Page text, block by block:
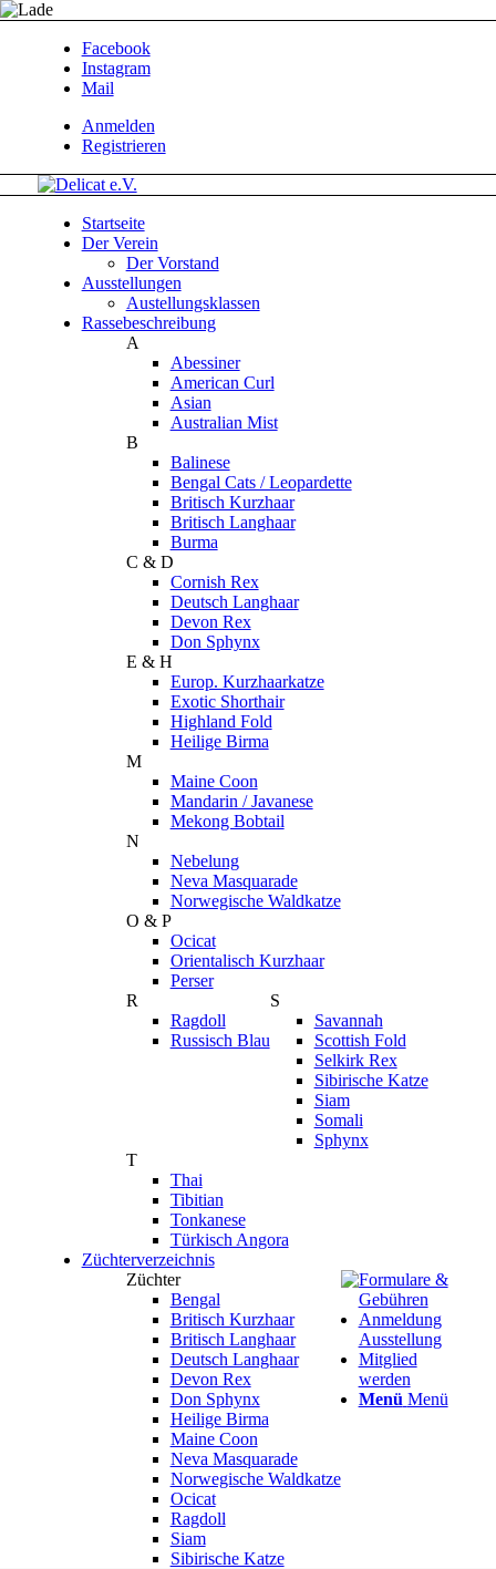
Facebook
Instagram
Mail
Anmelden
Registrieren
Startseite
Der Verein
Der Vorstand
Ausstellungen
Austellungsklassen
Rassebeschreibung
A
Abessiner
American Curl
Asian
Australian Mist
B
Balinese
Bengal Cats / Leopardette
Britisch Kurzhaar
Britisch Langhaar
Burma
C & D
Cornish Rex
Deutsch Langhaar
Devon Rex
Don Sphynx
E & H
Europ. Kurzhaarkatze
Exotic Shorthair
Highland Fold
Heilige Birma
M
Maine Coon
Mandarin / Javanese
Mekong Bobtail
N
Nebelung
Neva Masquarade
Norwegische Waldkatze
O & P
Ocicat
Orientalisch Kurzhaar
Perser
R
Ragdoll
Russisch Blau
S
Savannah
Scottish Fold
Selkirk Rex
Sibirische Katze
Siam
Somali
Sphynx
T
Thai
Tibitian
Tonkanese
Türkisch Angora
Züchterverzeichnis
Züchter
Bengal
Britisch Kurzhaar
Britisch Langhaar
Deutsch Langhaar
Devon Rex
Don Sphynx
Heilige Birma
Maine Coon
Neva Masquarade
Norwegische Waldkatze
Ocicat
Ragdoll
Siam
Sibirische Katze
Formulare &
Gebühren
Anmeldung
Ausstellung
Mitglied
werden
Menü Menü